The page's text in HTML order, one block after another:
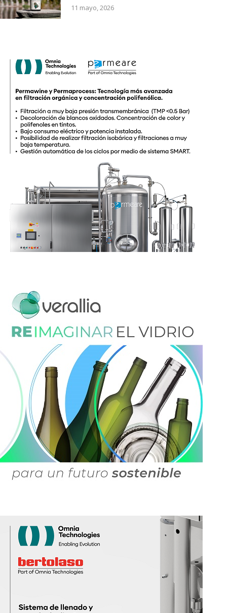
11 mayo, 2026